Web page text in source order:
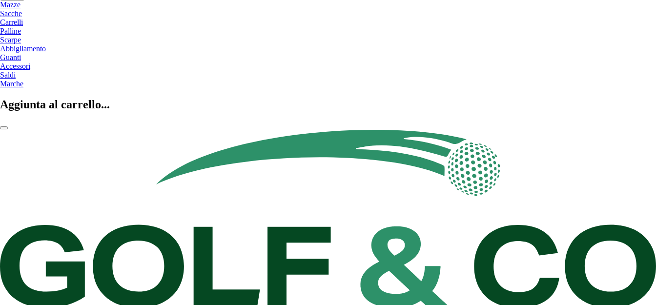
Mazze
Sacche
Carrelli
Palline
Scarpe
Abbigliamento
Guanti
Accessori
Saldi
Marche
Aggiunta al carrello...